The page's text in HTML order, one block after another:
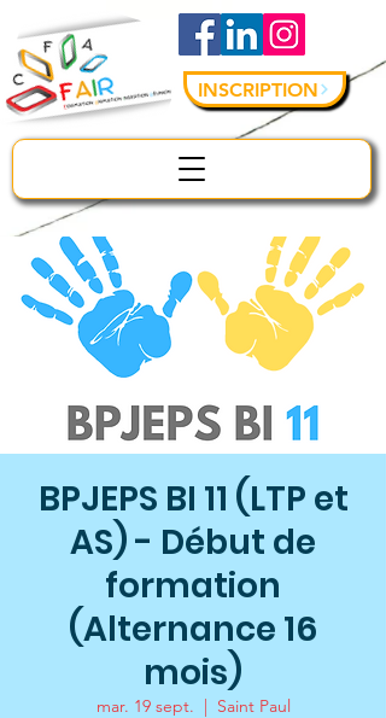
INSCRIPTION
BPJEPS BI 11 (LTP et
AS) - Début de
formation
(Alternance 16
mois)
mar. 19 sept.
  |
Saint Paul